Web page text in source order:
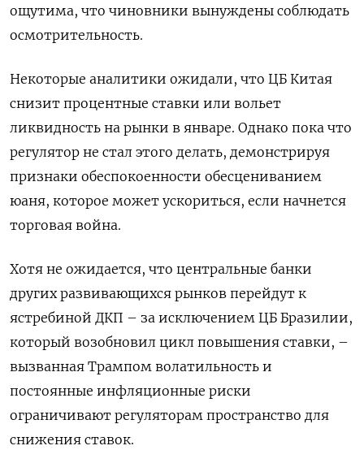
ощутима, что чиновники вынуждены соблюдать
осмотрительность.
Некоторые аналитики ожидали, что ЦБ Китая
снизит процентные ставки или вольет
ликвидность на рынки в январе. Однако пока что
регулятор не стал этого делать, демонстрируя
признаки обеспокоенности обесцениванием
юаня, которое может ускориться, если начнется
торговая война.
Хотя не ожидается, что центральные банки
других развивающихся рынков перейдут к
ястребиной ДКП – за исключением ЦБ Бразилии,
который возобновил цикл повышения ставки, –
вызванная Трампом волатильность и
постоянные инфляционные риски
ограничивают регуляторам пространство для
снижения ставок.